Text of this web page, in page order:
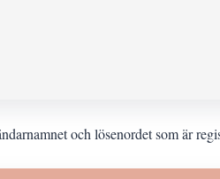
och lösenordet som är